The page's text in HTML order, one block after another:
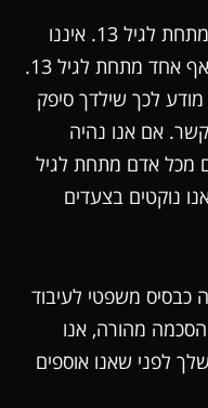
השירות שלנו אינו פונה לאף אחד מתחת לגיל 13. איננו
אוספים ביודעין מידע מזהה אישי מאף אחד מתחת לגיל 13.
לכך שילדך סיפק
קשר. אם אנו נהיה
מכל אדם מתחת לגיל
נוקטים בצעדים
כבסיס משפטי לעיבוד
מהורה, אנו
לפני שאנו אוספים